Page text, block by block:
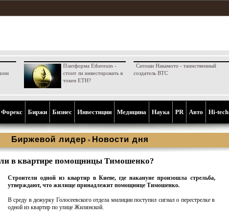
Платформа Ethereum -
стоит ли инвестировать в
токен ETH?
Сатоши Накамото - таинственный
создатель BTC
Форекс Биржи Бизнес Инвестиции Медицина Наука PR Aвто Hi-tech
Биржевой лидер » Новости дня
в квартире помощницы Тимошенко?
Строители одной из квартир в Киеве, где накануне произошла стрельба,
утверждают, что жилище принадлежит помощнице Тимошенко.
В среду в дежурку Голосеевского отдела милиции поступил сигнал о перестрелке в
одной из квартир по улице Жилянской.